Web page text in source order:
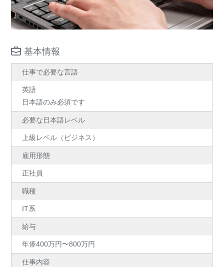
基本情報
仕事で必要な言語
英語
日本語のみ必須です
必要な日本語レベル
上級レベル（ビジネス）
雇用形態
正社員
職種
IT系
給与
年俸400万円〜800万円
仕事内容